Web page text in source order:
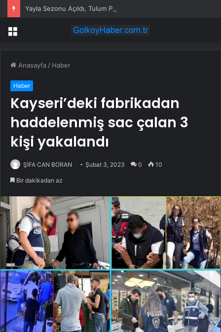
Menü
Anasayfa / Haber
Haber
Kayseri’deki fabrikadan
haddelenmiş sac çalan 3
kişi yakalandı
ŞİFA CAN BORAN Şubat 3, 2023 0 10
Bir dakikadan az